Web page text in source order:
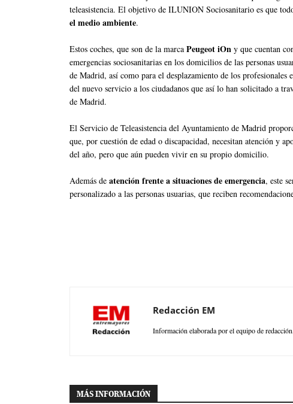
teleasistencia. El objetivo de ILUNION Sociosanitario es que
el medio ambiente.
Estos coches, que son de la marca Peugeot iOn y que cuentan
emergencias sociosanitarias en los domicilios de las personas
de Madrid, así como para el desplazamiento de los profesionales
del nuevo servicio a los ciudadanos que así lo han solicitado a
de Madrid.
El Servicio de Teleasistencia del Ayuntamiento de Madrid
que, por cuestión de edad o discapacidad, necesitan atención y
del año, pero que aún pueden vivir en su propio domicilio.
Además de atención frente a situaciones de emergencia, este
personalizado a las personas usuarias, que reciben
Redacción EM
Información elaborada por el equipo de redacción.
MÁS INFORMACIÓN